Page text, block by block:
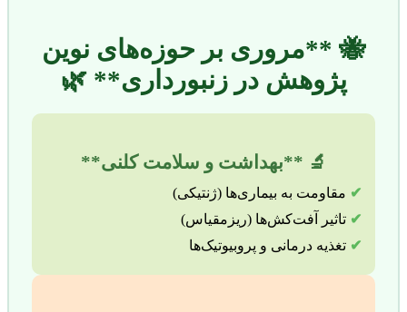
🐝 **مروری بر حوزه‌های نوین
پژوهش در زنبورداری** 🌿
🔬 **بهداشت و سلامت کلنی**
✔ مقاومت به بیماری‌ها (ژنتیکی)
✔ تاثیر آفت‌کش‌ها (ریزمقیاس)
✔ تغذیه درمانی و پروبیوتیک‌ها